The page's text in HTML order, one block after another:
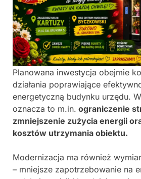
Planowana inwestycja obejmie
działania poprawiające
energetyczną budynku urzędu.
oznacza to m.in. ograniczenie
zmniejszenie zużycia energii
kosztów utrzymania obiektu.
Modernizacja ma również wymiar
– mniejsze zapotrzebowanie na